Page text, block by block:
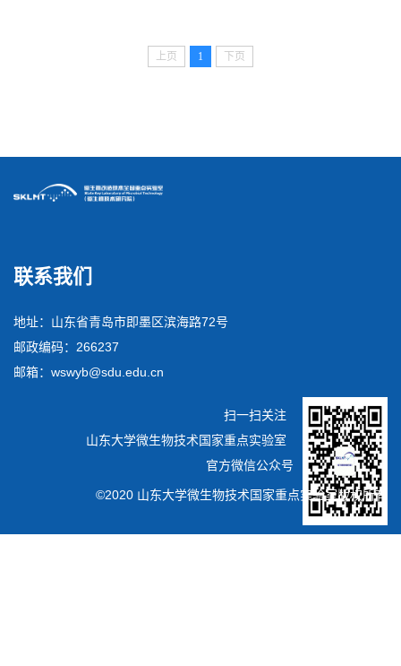
上页 1 下页
联系我们
地址：山东省青岛市即墨区滨海路72号
邮政编码：266237
邮箱：wswyb@sdu.edu.cn
扫一扫关注
山东大学微生物技术国家重点实验室
官方微信公众号
©2020 山东大学微生物技术国家重点实验室版权所有